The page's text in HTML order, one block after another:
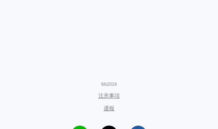
Mii2019
注意事項
通報